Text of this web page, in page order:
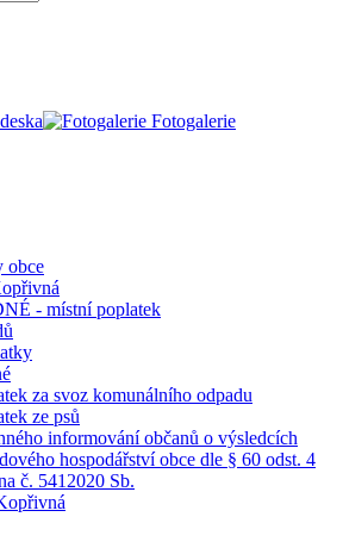
Fotogalerie
obce
- místní poplatek
za svoz komunálního odpadu
ze psů
informování občanů o výsledcích
hospodářství obce dle § 60 odst. 4
č. 5412020 Sb.